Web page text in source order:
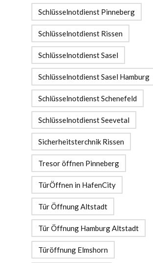
Schlüsselnotdienst Pinneberg
Schlüsselnotdienst Rissen
Schlüsselnotdienst Sasel
Schlüsselnotdienst Sasel Hamburg
Schlüsselnotdienst Schenefeld
Schlüsselnotdienst Seevetal
Sicherheitsterchnik Rissen
Tresor öffnen Pinneberg
TürÖffnen in HafenCity
Tür Öffnung Altstadt
Tür Öffnung Hamburg Altstadt
Türöffnung Elmshorn